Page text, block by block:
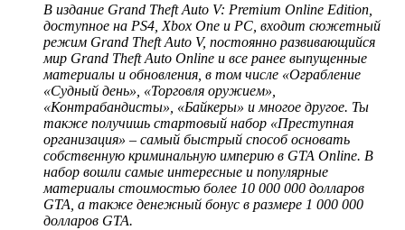
В издание Grand Theft Auto V: Premium Online Edition,
доступное на PS4, Xbox One и PC, входит сюжетный
режим Grand Theft Auto V, постоянно развивающийся
мир Grand Theft Auto Online и все ранее выпущенные
материалы и обновления, в том числе «Ограбление
«Судный день», «Торговля оружием»,
«Контрабандисты», «Байкеры» и многое другое. Ты
также получишь стартовый набор «Преступная
организация» – самый быстрый способ основать
собственную криминальную империю в GTA Online. В
набор вошли самые интересные и популярные
материалы стоимостью более 10 000 000 долларов
GTA, а также денежный бонус в размере 1 000 000
долларов GTA.